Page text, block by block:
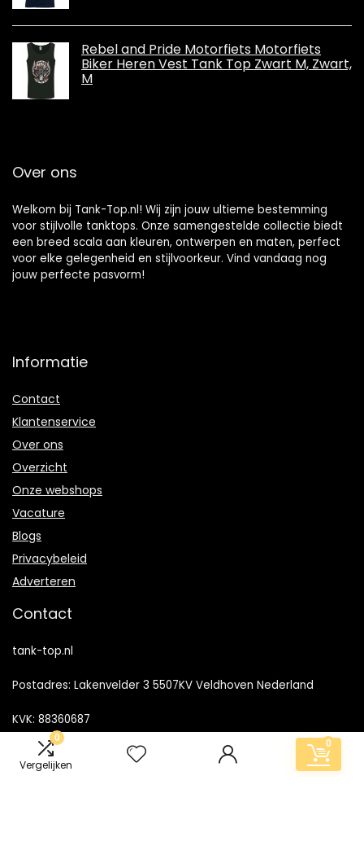
0
Vergelijken
0
Rebel and Pride Motorfiets Motorfiets
Biker Heren Vest Tank Top Zwart M, Zwart,
M
Over ons
Welkom bij Tank-Top.nl! Wij zijn jouw ultieme bestemming
voor stijlvolle tanktops. Onze samengestelde collectie biedt
een breed scala aan kleuren, ontwerpen en maten, perfect
voor elke gelegenheid en stijlvoorkeur. Vind vandaag nog
jouw perfecte pasvorm!
Informatie
Contact
Klantenservice
Over ons
Overzicht
Onze webshops
Vacature
Blogs
Privacybeleid
Adverteren
Contact
tank-top.nl
Postadres: Lakenvelder 3 5507KV Veldhoven Nederland
KVK: 88360687
E-mail:info@tank-top.nl